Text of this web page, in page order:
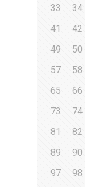
33
34
41
42
49
50
57
58
65
66
73
74
81
82
89
90
97
98